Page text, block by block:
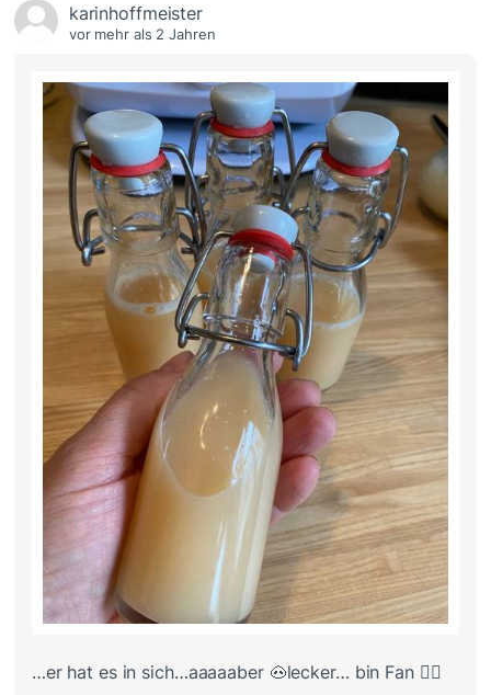
karinhoffmeister
vor mehr als 2 Jahren
…er hat es in sich…aaaaaber 🐽lecker… bin Fan 👍🏻